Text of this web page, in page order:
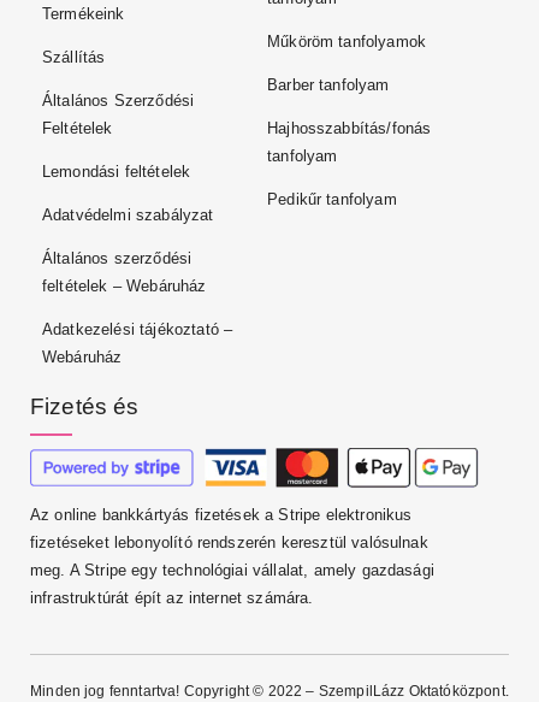
Termékeink
Szállítás
Általános Szerződési
Feltételek
Lemondási feltételek
Adatvédelmi szabályzat
Általános szerződési
feltételek – Webáruház
Adatkezelési tájékoztató –
Webáruház
Műköröm tanfolyamok
Barber tanfolyam
Hajhosszabbítás/fonás
tanfolyam
Pedikűr tanfolyam
Fizetés és
Az online bankkártyás fizetések a Stripe elektronikus
fizetéseket lebonyolító rendszerén keresztül valósulnak
meg. A Stripe egy technológiai vállalat, amely gazdasági
infrastruktúrát épít az internet számára.
Minden jog fenntartva! Copyright © 2022 – SzempilLázz Oktatóközpont.